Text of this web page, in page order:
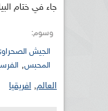
جاء في ختام
وسوم:
الجيش
المحبس,
العالم, افريقيا